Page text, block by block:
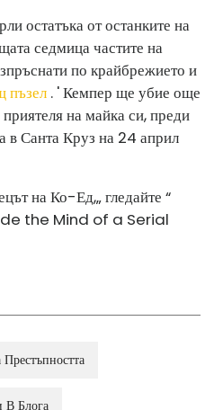
остатъка от останките на
седмица частите на
по крайбрежието и
пъзел . ' Кемпер ще убие още
на майка си, преди
в Санта Круз на 24 април
на Ко-Ед,„ гледайте “
the Mind of a Serial
В Блога